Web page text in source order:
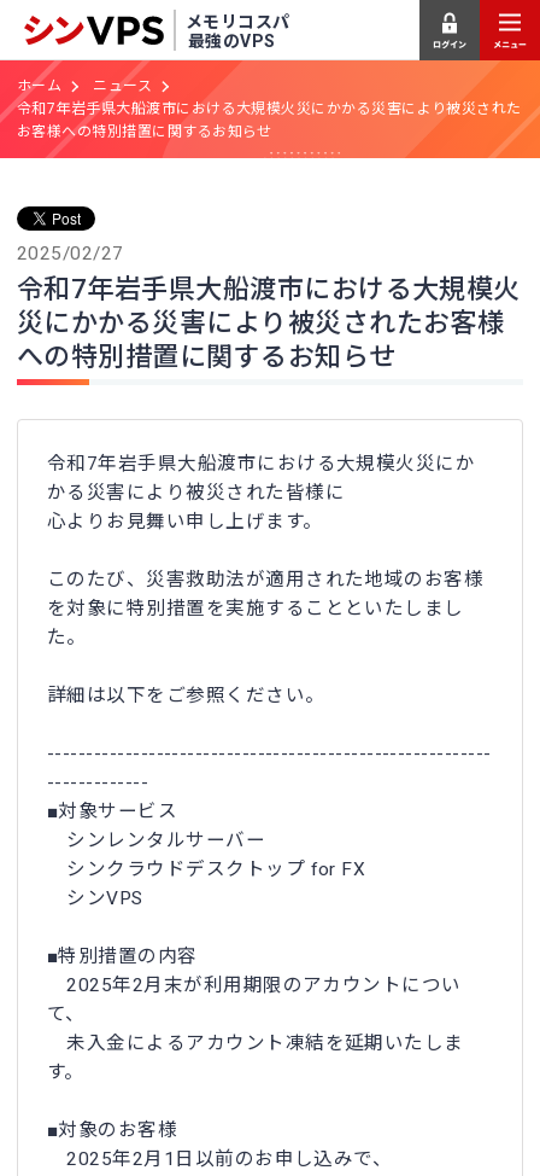
メモリコスパ
最強のVPS
ホーム
ニュース
令和7年岩手県大船渡市における大規模火災にかかる災害により被災された
お客様への特別措置に関するお知らせ
2025/02/27
令和7年岩手県大船渡市における大規模火
災にかかる災害により被災されたお客様
への特別措置に関するお知らせ
令和7年岩手県大船渡市における大規模火災にか
かる災害により被災された皆様に
心よりお見舞い申し上げます。
このたび、災害救助法が適用された地域のお客様
を対象に特別措置を実施することといたしまし
た。
詳細は以下をご参照ください。
---------------------------------------------------------
-------------
■対象サービス
シンレンタルサーバー
シンクラウドデスクトップ for FX
シンVPS
■特別措置の内容
2025年2月末が利用期限のアカウントについ
て、
未入金によるアカウント凍結を延期いたしま
す。
■対象のお客様
2025年2月1日以前のお申し込みで、